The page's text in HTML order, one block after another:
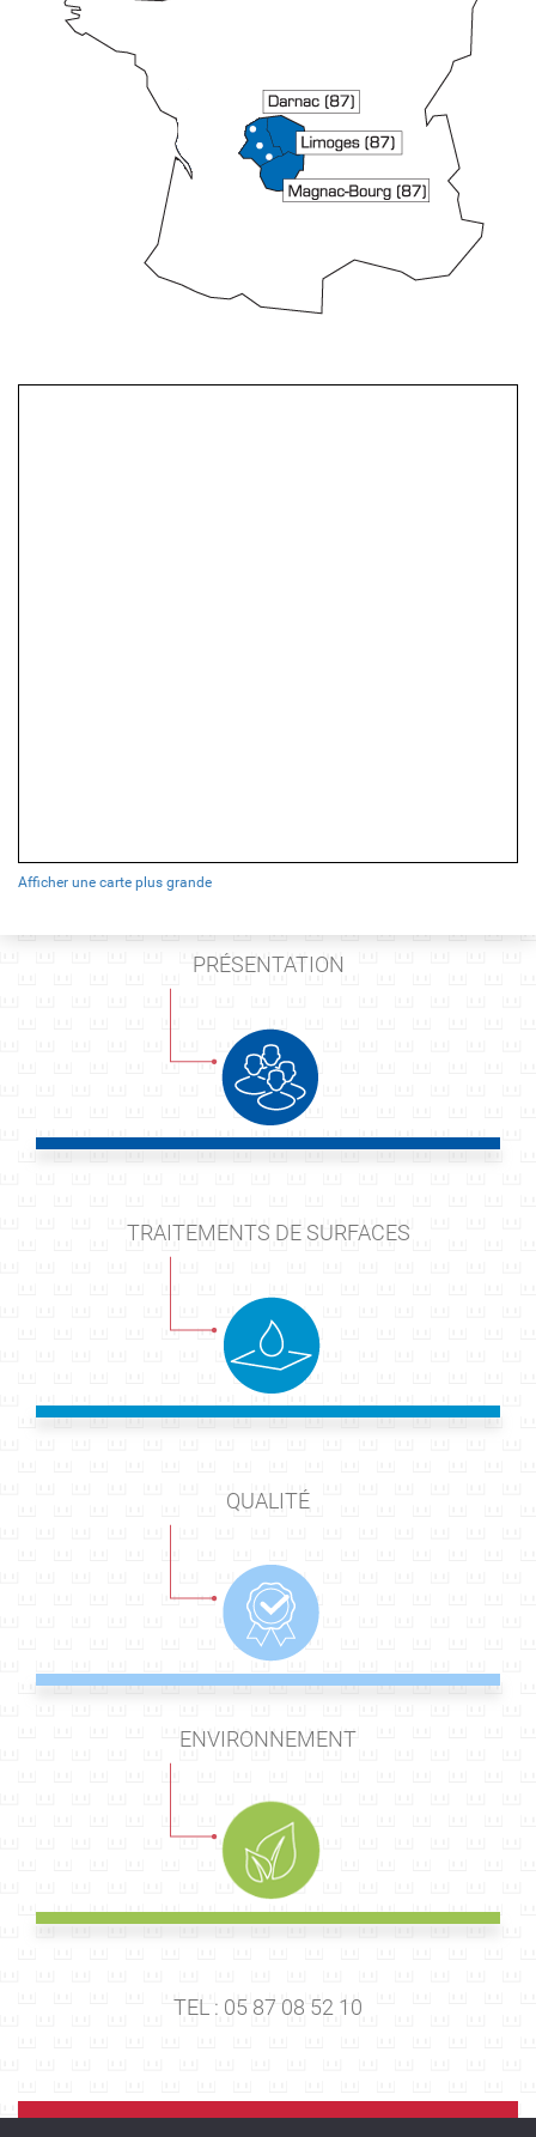
Afficher une carte plus grande
PRÉSENTATION
TRAITEMENTS DE SURFACES
QUALITÉ
ENVIRONNEMENT
TEL : 05 87 08 52 10
E-MAIL :rts@tegma.fr